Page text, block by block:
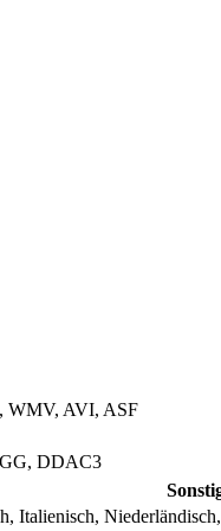
WMV, AVI, ASF
DDAC3
Italienisch,